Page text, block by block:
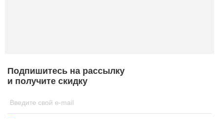
Подпишитесь на рассылку
и получите скидку
Введите свой e-mail